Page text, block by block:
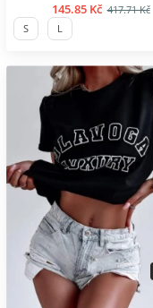
145.85 Kč 417.71 Kč
S L